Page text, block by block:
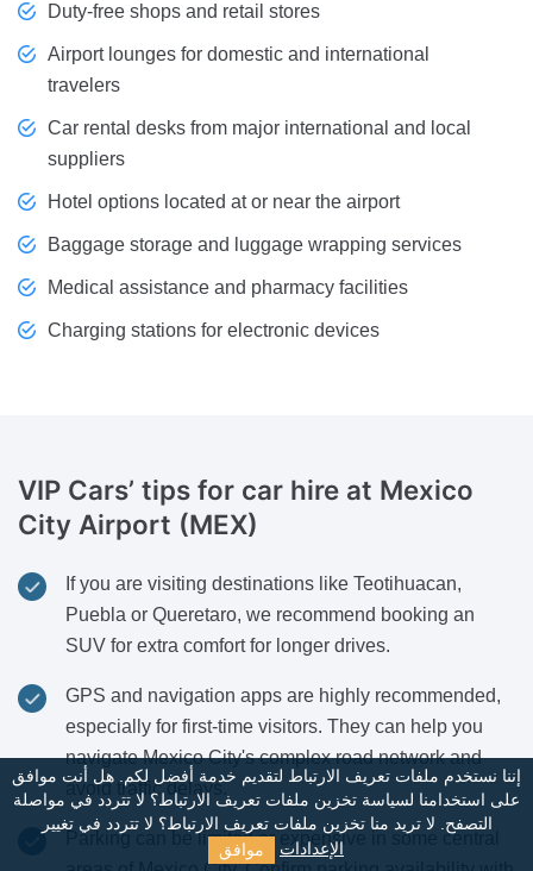
Duty-free shops and retail stores
Airport lounges for domestic and international
travelers
Car rental desks from major international and local
suppliers
Hotel options located at or near the airport
Baggage storage and luggage wrapping services
Medical assistance and pharmacy facilities
Charging stations for electronic devices
VIP Cars’ tips for car hire at Mexico
City Airport (MEX)
If you are visiting destinations like Teotihuacan,
Puebla or Queretaro, we recommend booking an
SUV for extra comfort for longer drives.
GPS and navigation apps are highly recommended,
especially for first-time visitors. They can help you
navigate Mexico City's complex road network and
avoid traffic delays.
Parking can be limited or expensive in some central
إننا نستخدم ملفات تعريف الارتباط لتقديم خدمة أفضل لكم. هل أنت موافق
على استخدامنا لسياسة تخزين ملفات تعريف الارتباط؟ لا تتردد في مواصلة
التصفح. لا تريد منا تخزين ملفات تعريف الارتباط؟ لا تتردد في تغيير
الإعدادات
موافق